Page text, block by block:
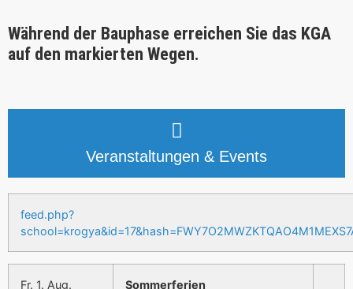
Während der Bauphase erreichen Sie das KGA
auf den markierten Wegen.
Veranstaltungen & Events
feed.php?
Fr. 1. Aug.
Sommerferien